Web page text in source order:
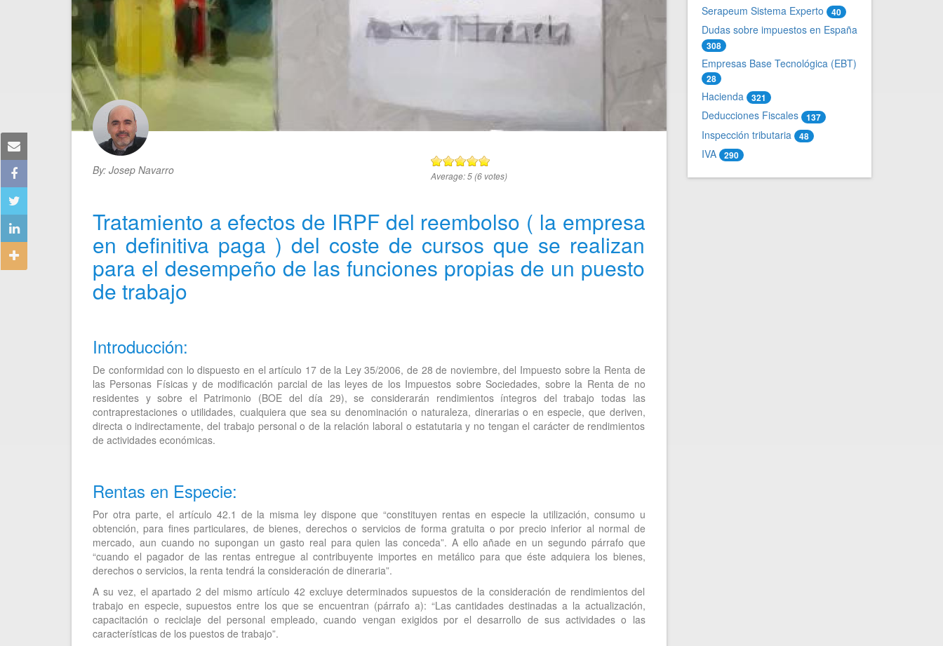
By: Josep Navarro Average:5(6votes)
Tratamiento a efectos de IRPF del reembolso ( la empresa
en definitiva paga ) del coste de cursos que se realizan
para el desempeño de las funciones propias de un puesto
de trabajo
Introducción:
De conformidad con lo dispuesto en el artículo 17 de la Ley 35/2006, de 28 de noviembre, del Impuesto sobre la Renta de
las Personas Físicas y de modificación parcial de las leyes de los Impuestos sobre Sociedades, sobre la Renta de no
residentes y sobre el Patrimonio (BOE del día 29), se considerarán rendimientos íntegros del trabajo todas las
contraprestaciones o utilidades, cualquiera que sea su denominación o naturaleza, dinerarias o en especie, que deriven,
directa o indirectamente, del trabajo personal o de la relación laboral o estatutaria y no tengan el carácter de rendimientos
de actividades económicas.
Rentas en Especie:
Por otra parte, el artículo 42.1 de la misma ley dispone que “constituyen rentas en especie la utilización, consumo u
obtención, para fines particulares, de bienes, derechos o servicios de forma gratuita o por precio inferior al normal de
mercado, aun cuando no supongan un gasto real para quien las conceda”. A ello añade en un segundo párrafo que
“cuando el pagador de las rentas entregue al contribuyente importes en metálico para que éste adquiera los bienes,
derechos o servicios, la renta tendrá la consideración de dineraria”.
A su vez, el apartado 2 del mismo artículo 42 excluye determinados supuestos de la consideración de rendimientos del
trabajo en especie, supuestos entre los que se encuentran (párrafo a): “Las cantidades destinadas a la actualización,
capacitación o reciclaje del personal empleado, cuando vengan exigidos por el desarrollo de sus actividades o las
características de los puestos de trabajo”.
Serapeum Sistema Experto 40
Dudas sobre impuestos en España
308
Empresas Base Tecnológica (EBT)
28
Hacienda 321
Deducciones Fiscales 137
Inspección tributaria 48
IVA 290